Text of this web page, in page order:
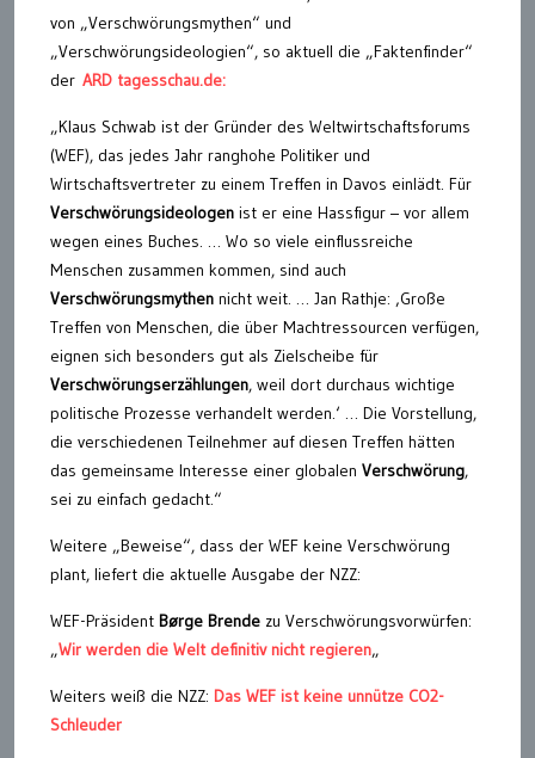
von „Verschwörungsmythen“ und
„Verschwörungsideologien“, so aktuell die „Faktenfinder“
der ARD tagesschau.de:
„Klaus Schwab ist der Gründer des Weltwirtschaftsforums
(WEF), das jedes Jahr ranghohe Politiker und
Wirtschaftsvertreter zu einem Treffen in Davos einlädt. Für
Verschwörungsideologen ist er eine Hassfigur – vor allem
wegen eines Buches. … Wo so viele einflussreiche
Menschen zusammen kommen, sind auch
Verschwörungsmythen nicht weit. … Jan Rathje: ‚Große
Treffen von Menschen, die über Machtressourcen verfügen,
eignen sich besonders gut als Zielscheibe für
Verschwörungserzählungen, weil dort durchaus wichtige
politische Prozesse verhandelt werden.‘ … Die Vorstellung,
die verschiedenen Teilnehmer auf diesen Treffen hätten
das gemeinsame Interesse einer globalen Verschwörung,
sei zu einfach gedacht.“
Weitere „Beweise“, dass der WEF keine Verschwörung
plant, liefert die aktuelle Ausgabe der NZZ:
WEF-Präsident Børge Brende zu Verschwörungsvorwürfen:
„Wir werden die Welt definitiv nicht regieren„
Weiters weiß die NZZ: Das WEF ist keine unnütze CO2-
Schleuder